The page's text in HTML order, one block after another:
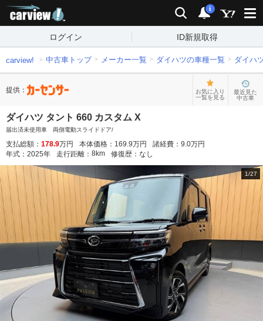
検索 通知
i
ログイン ID新規取得
carview! 中古車トップ メーカー一覧 ダイハツの車種一覧 ダイハ
提供：
お気に入り
一覧を見る
最近見た
中古車
ダイハツ タント 660 カスタム X
届出済未使用車 両側電動スライドドア/
支払総額： 178.9万円 本体価格： 169.9万円 諸経費： 9.0万円
年式： 2025年 走行距離： 8km 修復歴： なし
1/27